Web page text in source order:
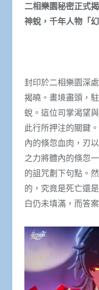
二相樂園秘密正式
神蛻，千年人物「
封印於二相樂園深
揭曉。畫境盡頭，
蛻。這位司掌渴望
此行所押注的關鍵
內的倏忽血肉，刃
之力將體內的倏忽
的詛咒劃下句點。
的，究竟是死亡還
白仍未填滿，而答